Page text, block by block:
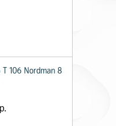
106 Nordman 8
р.